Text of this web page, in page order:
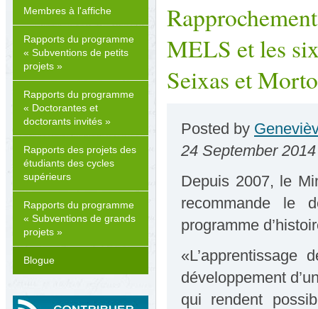
MELS et les
Seixas et
Posted by
24 September
Depuis 2007, le
recommande le
programme
développement
qui rendent
Membres à l'affiche
Rapports du programme
« Subventions de petits
projets »
Rapports du programme
« Doctorantes et
doctorants invités »
Rapports des projets des
étudiants des cycles
supérieurs
Rapports du programme
« Subventions de grands
projets »
Blogue